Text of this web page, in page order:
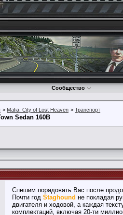
Сообщество
> Mafia: City of Lost Heaven > Транспорт
Sedan 160B
Спешим порадовать Вас после
Почти год Staghound не покладая
двигателя и ходовой, а каждая
комплектаций, включая 20-ти